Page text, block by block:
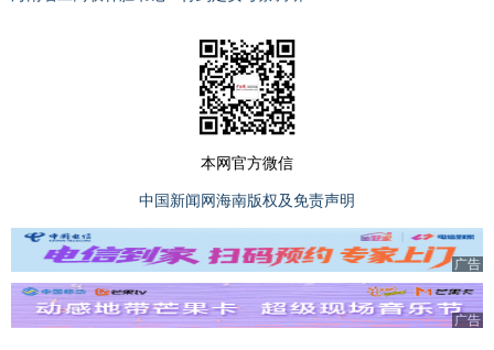
本网官方微信
中国新闻网海南版权及免责声明
广告
广告